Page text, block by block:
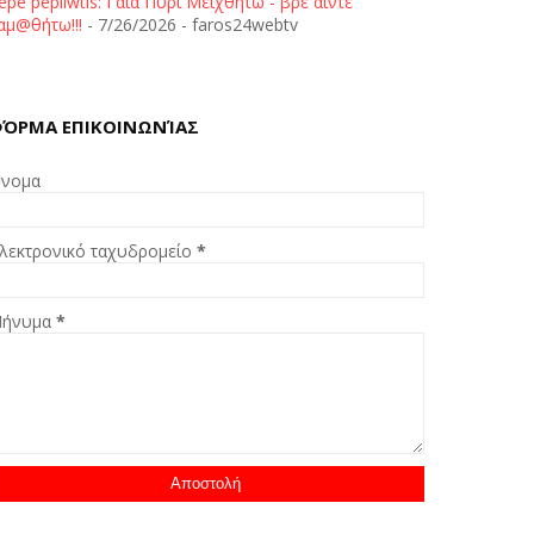
- 7/26/2026 - faros24webtv
ΕΠΙΚΟΙΝΩΝΊΑΣ
ταχυδρομείο*
*